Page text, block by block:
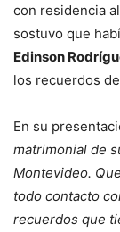
con residencia
sostuvo que
Edinson
los recuerdos
En su
matrimonial de
Montevideo.
todo contacto
recuerdos que